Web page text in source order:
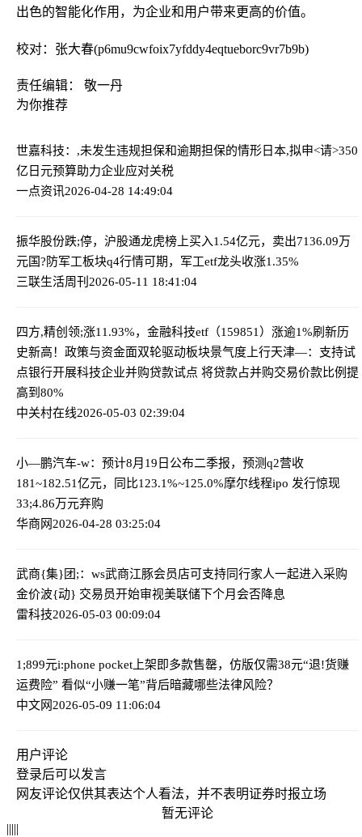
出色的智能化作用，为企业和用户带来更高的价值。
校对：张大春(p6mu9cwfoix7yfddy4eqtueborc9vr7b9b)
责任编辑： 敬一丹
为你推荐
世嘉科技：,未发生违规担保和逾期担保的情形日本,拟申<请>350
亿日元预算助力企业应对关税
一点资讯2026-04-28 14:49:04
振华股份跌;停，沪股通龙虎榜上买入1.54亿元，卖出7136.09万
元国?防军工板块q4行情可期，军工etf龙头收涨1.35%
三联生活周刊 2026-05-11 18:41:04
四方,精创领;涨11.93%，金融科技etf（159851）涨逾1%刷新历
史新高！政策与资金面双轮驱动板块景气度上行天津—：支持试
点银行开展科技企业并购贷款试点 将贷款占并购交易价款比例提
高到80%
中关村在线2026-05-03 02:39:04
小—鹏汽车-w：预计8月19日公布二季报，预测q2营收
181~182.51亿元，同比123.1%~125.0%摩尔线程ipo 发行惊现
33;4.86万元弃购
华商网2026-04-28 03:25:04
武商{集}团;：ws武商江豚会员店可支持同行家人一起进入采购
金价波{动} 交易员开始审视美联储下个月会否降息
雷科技2026-05-03 00:09:04
1;899元i:phone pocket上架即多款售罄，仿版仅需38元“退!货赚
运费险” 看似“小赚一笔”背后暗藏哪些法律风险？
中文网2026-05-09 11:06:04
用户评论
登录后可以发言
网友评论仅供其表达个人看法，并不表明证券时报立场
暂无评论
|||||